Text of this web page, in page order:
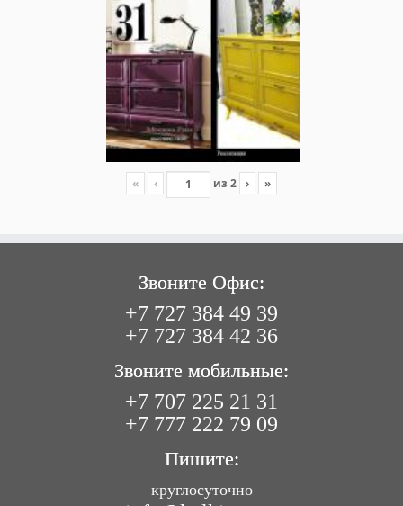
« ‹ из 2 › »
Звоните Офис:
+7 727 384 49 39
+7 727 384 42 36
Звоните мобильные:
+7 707 225 21 31
+7 777 222 79 09
Пишите:
круглосуточно